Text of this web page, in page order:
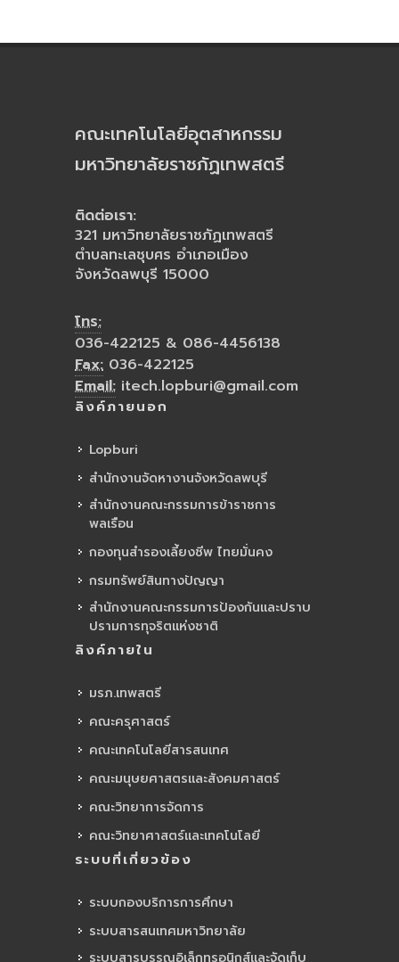
คณะเทคโนโลยีอุตสาหกรรม
มหาวิทยาลัยราชภัฏเทพสตรี
ติดต่อเรา:
321 มหาวิทยาลัยราชภัฏเทพสตรี
ตำบลทะเลชุบศร อำเภอเมือง
จังหวัดลพบุรี 15000
โทร:
036-422125 & 086-4456138
Fax: 036-422125
Email: itech.lopburi@gmail.com
ลิงค์ภายนอก
Lopburi
สำนักงานจัดหางานจังหวัดลพบุรี
สำนักงานคณะกรรมการข้าราชการ
พลเรือน
กองทุนสำรองเลี้ยงชีพ ไทยมั่นคง
กรมทรัพย์สินทางปัญญา
สำนักงานคณะกรรมการป้องกันและปราบ
ปรามการทุจริตแห่งชาติ
ลิงค์ภายใน
มรภ.เทพสตรี
คณะครุศาสตร์
คณะเทคโนโลยีสารสนเทศ
คณะมนุษยศาสตรและสังคมศาสตร์
คณะวิทยาการจัดการ
คณะวิทยาศาสตร์และเทคโนโลยี
ระบบที่เกี่ยวข้อง
ระบบกองบริการการศึกษา
ระบบสารสนเทศมหาวิทยาลัย
ระบบสารบรรณอิเล็กทรอนิกส์และจัดเก็บ